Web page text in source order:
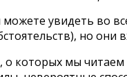
увидеть во
но
о которых мы